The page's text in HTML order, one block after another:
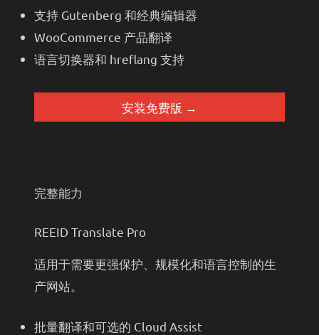
支持 Gutenberg 和经典编辑器
WooCommerce 产品翻译
语言切换器和 hreflang 支持
安装免费版 →
完整能力
REEID Translate Pro
适用于需要更强保护、规模化和语言控制的生
产网站。
批量翻译和可选的 Cloud Assist